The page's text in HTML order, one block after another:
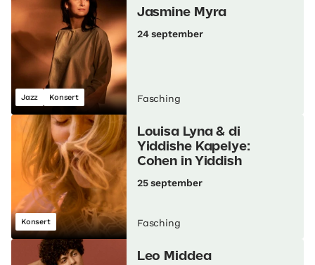
Jazz Konsert
Jasmine Myra
24 september
Fasching
Konsert
Louisa Lyna & di
Yiddishe Kapelye:
Cohen in Yiddish
25 september
Fasching
Leo Middea